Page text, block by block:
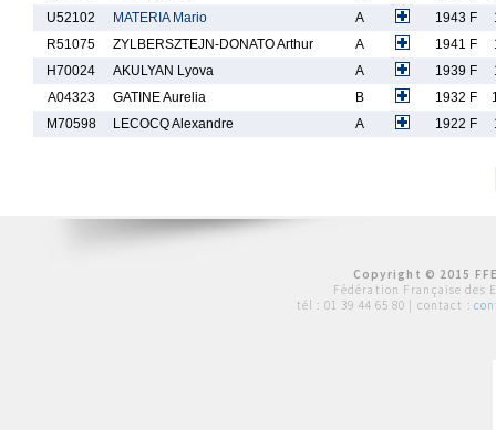
U52102
MATERIA Mario A 1943 F
R51075
ZYLBERSZTEJN-DONATO Arthur A 1941 F
H70024
AKULYAN Lyova A 1939 F
A04323
GATINE Aurelia B 1932 F
M70598
LECOCQ Alexandre A 1922 F
Copyright © 2015
Fédération Française des
tél : 01 39 44 65 80 | contact :